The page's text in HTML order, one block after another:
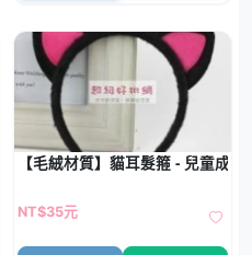
納包【毛絨材質】貓耳髮箍 - 兒童成
NT$35元